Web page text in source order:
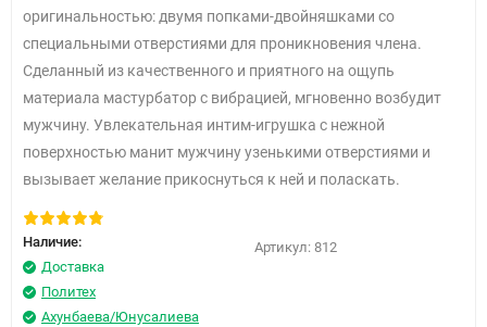
оригинальностью: двумя попками-двойняшками со
специальными отверстиями для проникновения члена.
Сделанный из качественного и приятного на ощупь
материала мастурбатор с вибрацией, мгновенно возбудит
мужчину. Увлекательная интим-игрушка с нежной
поверхностью манит мужчину узенькими отверстиями и
вызывает желание прикоснуться к ней и поласкать.
Наличие:
Доставка
Политех
Ахунбаева/Юнусалиева
Артикул: 812